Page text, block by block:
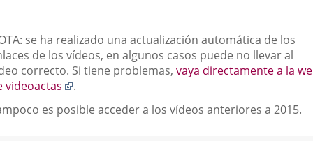
se ha realizado una actualización automática de los
de los vídeos, en algunos casos puede no llevar al
correcto. Si tiene problemas, vaya directamente a la
videoactas
Enlace
una
.
es posible acceder a los vídeos anteriores a 2015.